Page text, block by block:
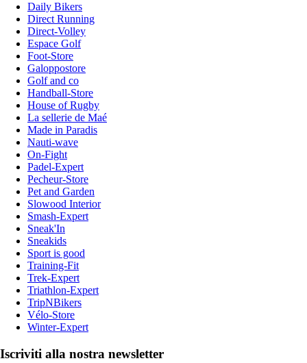
Daily Bikers
Direct Running
Direct-Volley
Espace Golf
Foot-Store
Galoppostore
Golf and co
Handball-Store
House of Rugby
La sellerie de Maé
Made in Paradis
Nauti-wave
On-Fight
Padel-Expert
Pecheur-Store
Pet and Garden
Slowood Interior
Smash-Expert
Sneak'In
Sneakids
Sport is good
Training-Fit
Trek-Expert
Triathlon-Expert
TripNBikers
Vélo-Store
Winter-Expert
Iscriviti alla nostra newsletter